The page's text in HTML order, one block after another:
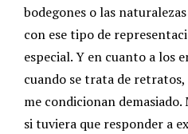
bodegones o las
con ese tipo de
especial. Y en cuanto a los
cuando se trata de
me condicionan
si tuviera que responder a